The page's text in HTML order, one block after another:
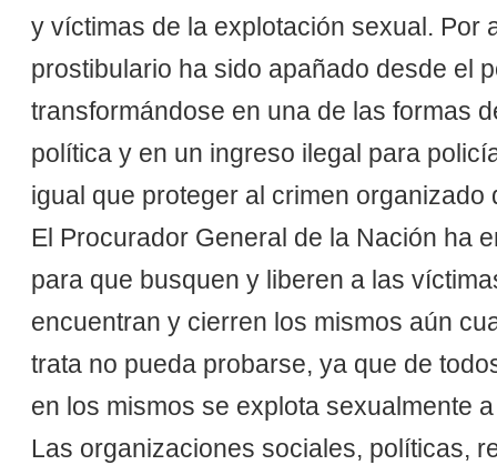
y víctimas de la explotación sexual. Por
prostibulario ha sido apañado desde el
transformándose en una de las formas
política y en un ingreso ilegal para
igual que proteger al crimen organizado
El Procurador General de la Nación ha
para que busquen y liberen a las
encuentran y cierren los mismos aún
trata no pueda probarse, ya que de
en los mismos se explota sexualmente
Las organizaciones sociales, políticas,